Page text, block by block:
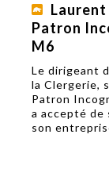
Laurent
Patron
M6
Le dirigeant
la Clergerie,
Patron
a accepté de
son